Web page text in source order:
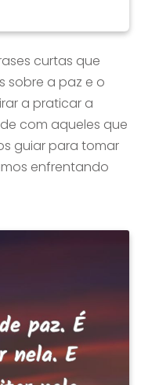
curtas que
sobre a paz e o
a praticar a
com aqueles que
guiar para tomar
enfrentando